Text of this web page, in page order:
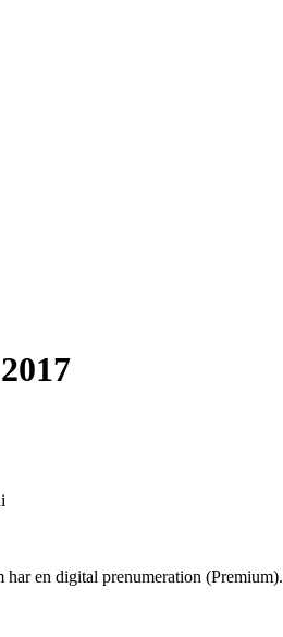
en digital prenumeration (Premium).